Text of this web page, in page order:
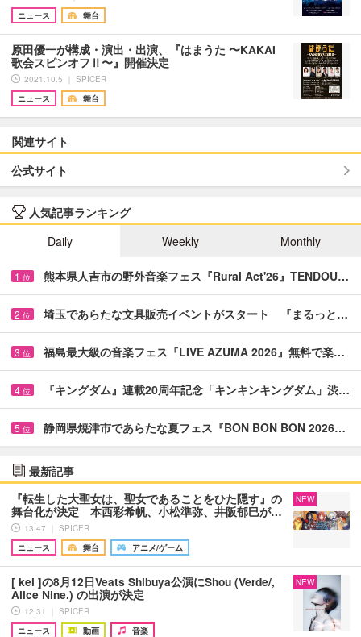
ニュース
舞台
原田優一が構成・演出・出演、『はまうた 〜KAKAI
歌会スピンオフⅡ〜』開催決定
2021.10.5 ｜ SPICER
ニュース
舞台
関連サイト
公式サイト
人気記事ランキング
Daily
Weekly Monthly
1 位 熊本県人吉市の野外音楽フェス『Rural Act'26』TENDOU…
2 位 埼玉であらたな文具販売イベントがスタート 『まるっと…
3 位 福島最大級の音楽フェス『LIVE AZUMA 2026』無料で楽…
4 位 『キングダム』連載20周年記念「キンキンキングダム」渋…
5 位 静岡県焼津市であらたな夏フェス『BON BON BON 2026…
最新記事
『転生した大聖女は、聖女であることをひた隠す』の
舞台化が決定 本西彩希帆、小松準弥、井阪郁巳が…
13:47 ｜ SPICER
ニュース
舞台 アニメ/ゲーム
NEW
[ kei ]の8月12日Veats Shibuya公演にShou (Verde/,
Alice Nine.) の出演が決定
12:31 ｜ SPICER
ニュース
動画 音楽
NEW